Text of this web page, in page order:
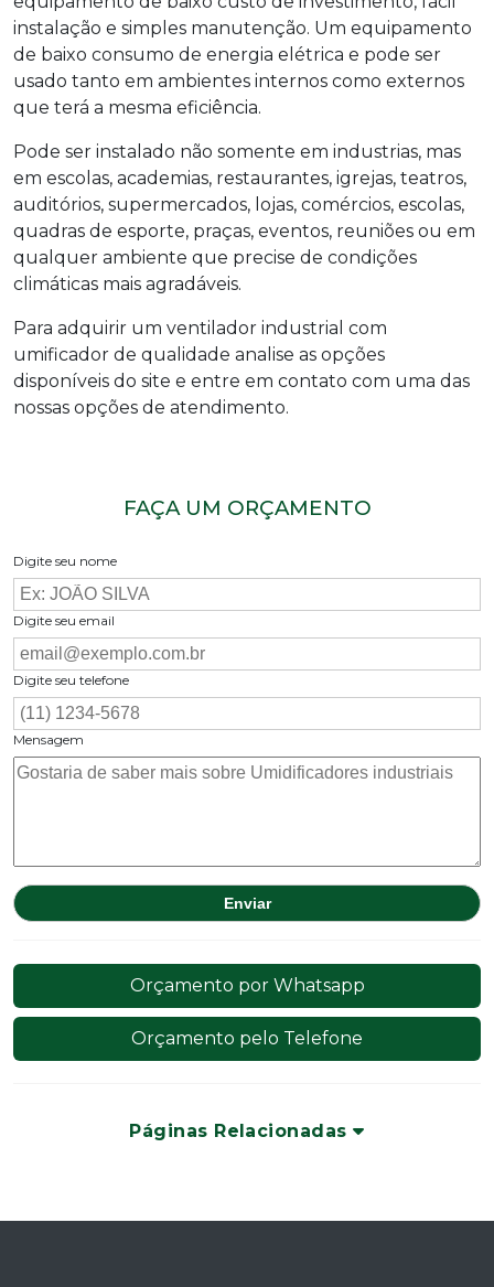
instalação e simples manutenção. Um equipamento
de baixo consumo de energia elétrica e pode ser
usado tanto em ambientes internos como externos
que terá a mesma eficiência.
Pode ser instalado não somente em industrias, mas
em escolas, academias, restaurantes, igrejas, teatros,
auditórios, supermercados, lojas, comércios, escolas,
quadras de esporte, praças, eventos, reuniões ou em
qualquer ambiente que precise de condições
climáticas mais agradáveis.
Para adquirir um ventilador industrial com
umificador de qualidade analise as opções
disponíveis do site e entre em contato com uma das
nossas opções de atendimento.
FAÇA UM ORÇAMENTO
Digite seu nome
Digite seu email
Digite seu telefone
Mensagem
Orçamento por Whatsapp
Orçamento pelo Telefone
Páginas Relacionadas